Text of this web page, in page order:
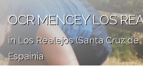
OCR MENCEY LOS
in Los Realejos (Santa Cruz de
Espainia
';